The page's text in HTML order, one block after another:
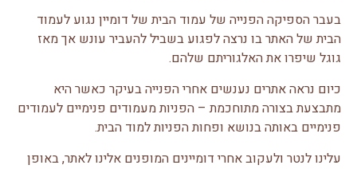
בעבר הספיקה הפנייה של עמוד הבית של דומיין נגוע לעמוד
הבית של האתר בו נרצה לפגוע בשביל להעביר עונש אך מאז
גוגל שיפרו את האלגוריתם שלהם.
כיום נראה אתרים נענשים אחרי הפנייה בעיקר כאשר היא
מתבצעת בצורה מתוחכמת – הפניות מעמודים פנימיים לעמודים
פנימיים באותה בנושא ופחות הפניות למוד הבית.
עלינו לנטר ולעקוב אחרי דומיינים המופנים אלינו לאתר, באופן